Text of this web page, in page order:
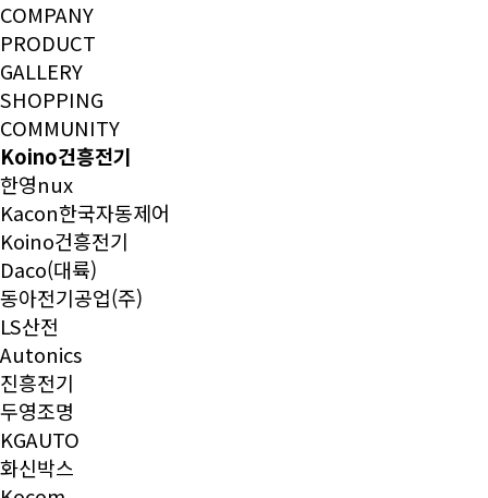
COMPANY
PRODUCT
GALLERY
SHOPPING
COMMUNITY
Koino건흥전기
한영nux
Kacon한국자동제어
Koino건흥전기
Daco(대륙)
동아전기공업(주)
LS산전
Autonics
진흥전기
두영조명
KGAUTO
화신박스